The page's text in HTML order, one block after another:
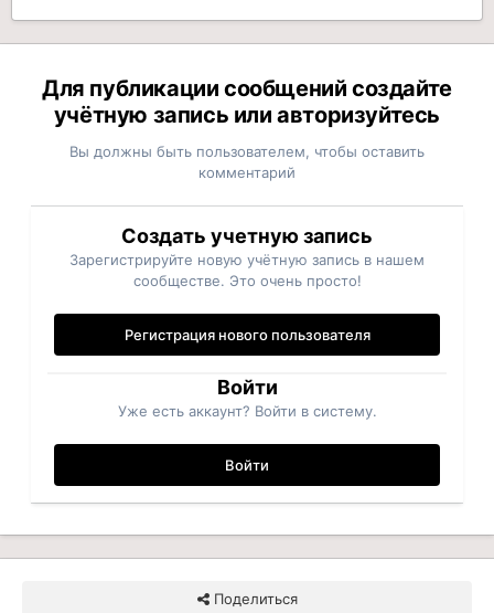
Для публикации сообщений создайте
учётную запись или авторизуйтесь
Вы должны быть пользователем, чтобы оставить
комментарий
Создать учетную запись
Зарегистрируйте новую учётную запись в нашем
сообществе. Это очень просто!
Регистрация нового пользователя
Войти
Уже есть аккаунт? Войти в систему.
Войти
Поделиться